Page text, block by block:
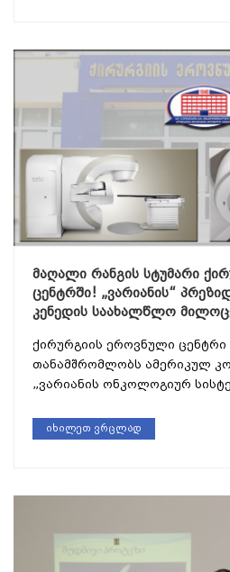
მაღალი რანგის სტუმარი
ცენტრში! „ვარიანის“
კენედის საახალწლო
ქირურგიის ეროვნული
თანამშრომლობს ამერიკულ
„ვარიანის ონკოლოგიურ
იხილეთ ვრცლად